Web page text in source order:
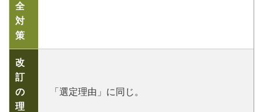
全
対
策
改
訂
の
理
「選定理由」に同じ。